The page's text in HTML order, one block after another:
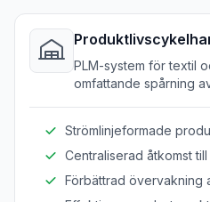
PLM-system för textil
omfattande spårning
Strömlinjeformade
Centraliserad åtkomst
Förbättrad övervakning